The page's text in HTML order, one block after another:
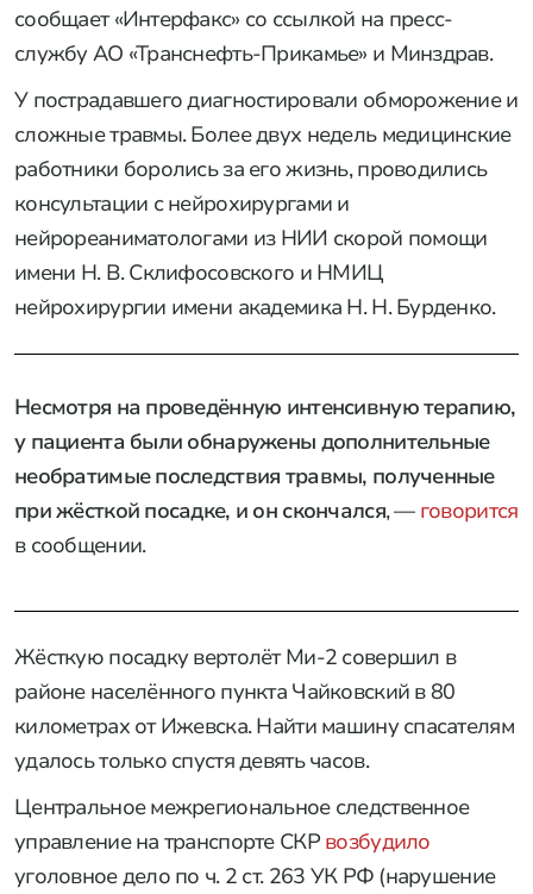
сообщает «Интерфакс» со ссылкой на пресс-
службу АО «Транснефть-Прикамье» и Минздрав.
У пострадавшего диагностировали обморожение и
сложные травмы. Более двух недель медицинские
работники боролись за его жизнь, проводились
консультации с нейрохирургами и
нейрореаниматологами из НИИ скорой помощи
имени Н. В. Склифосовского и НМИЦ
нейрохирургии имени академика Н. Н. Бурденко.
Несмотря на проведённую интенсивную терапию,
у пациента были обнаружены дополнительные
необратимые последствия травмы, полученные
при жёсткой посадке, и он скончался, — говорится
в сообщении.
Жёсткую посадку вертолёт Ми-2 совершил в
районе населённого пункта Чайковский в 80
километрах от Ижевска. Найти машину спасателям
удалось только спустя девять часов.
Центральное межрегиональное следственное
управление на транспорте СКР возбудило
уголовное дело по ч. 2 ст. 263 УК РФ (нарушение